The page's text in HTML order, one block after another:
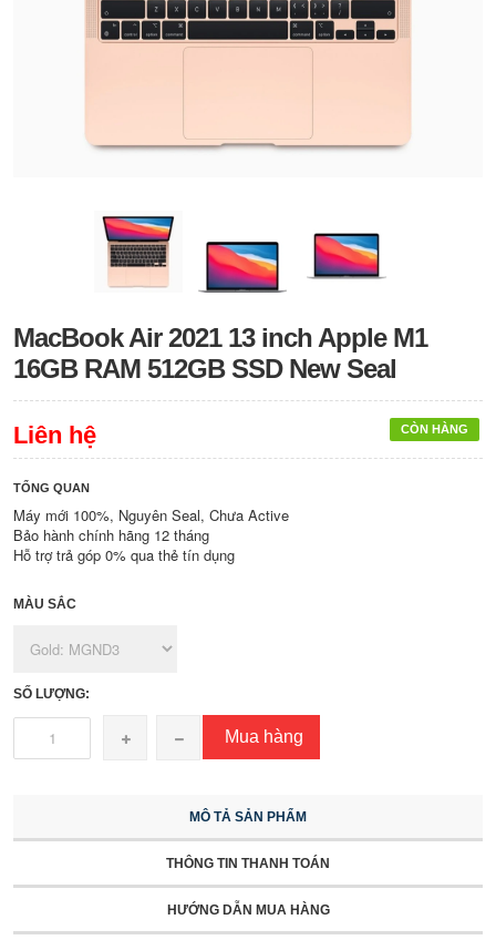
MacBook Air 2021 13 inch Apple M1
16GB RAM 512GB SSD New Seal
CÒN HÀNG
Liên hệ
TỔNG QUAN
Máy mới 100%, Nguyên Seal, Chưa Active
Bảo hành chính hãng 12 tháng
Hỗ trợ trả góp 0% qua thẻ tín dụng
MÀU SẮC
SỐ LƯỢNG:
Mua hàng
MÔ TẢ SẢN PHẨM
THÔNG TIN THANH TOÁN
HƯỚNG DẪN MUA HÀNG